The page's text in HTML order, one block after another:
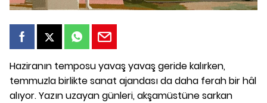
Haziranın temposu yavaş yavaş geride kalırken,
temmuzla birlikte sanat ajandası da daha ferah bir hâl
alıyor. Yazın uzayan günleri, akşamüstüne sarkan